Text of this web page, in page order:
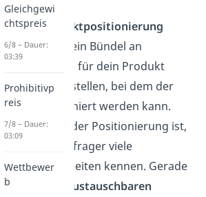
Bei derProduktpositionierung
versuchst du ein Bündel an
Eigenschaften für dein Produkt
zusammenzustellen, bei dem der
Gewinn maximiert werden kann.
Das Problem der Positionierung ist,
dass die Nachfrager viele
Wahlmöglichkeiten kennen. Gerade
bei
objektiv austauschbaren
Gleichgewi
chtspreis
6/8 – Dauer:
03:39
Prohibitivp
reis
7/8 – Dauer:
03:09
Wettbewer
b